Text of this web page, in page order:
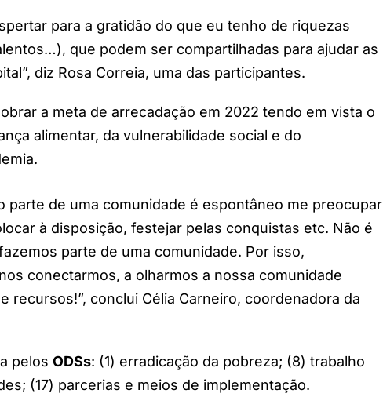
para a gratidão do que eu tenho de riquezas
que podem ser compartilhadas para ajudar as
diz Rosa Correia, uma das participantes.
a meta de arrecadação em 2022 tendo em vista o
alimentar, da vulnerabilidade social e do
parte de uma comunidade é espontâneo me preocupar
à disposição, festejar pelas conquistas etc. Não é
parte de uma comunidade. Por isso,
conectarmos, a olharmos a nossa comunidade
recursos!”, conclui Célia Carneiro, coordenadora da
pelosODSs: (1) erradicação da pobreza; (8) trabalho
(17) parcerias e meios de implementação.